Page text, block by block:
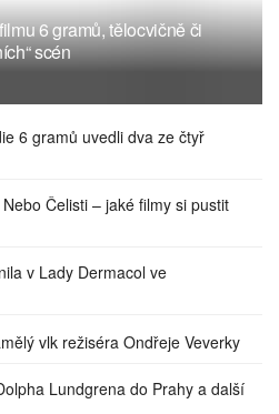
6 gramů, tělocvičně či
scén
6 gramů uvedli dva ze čtyř
Čelisti – jaké filmy si pustit
v Lady Dermacol ve
vlk režiséra Ondřeje Veverky
Lundgrena do Prahy a další